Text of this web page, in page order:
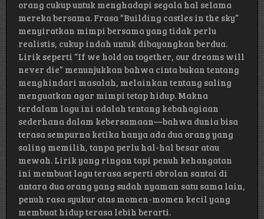
orang cukup untuk menghadapi segala hal selama
mereka bersama. Frasa “Building castles in the sky”
menyiratkan mimpi bersama yang tidak perlu
realistis, cukup indah untuk dibayangkan berdua.
Lirik seperti “If we hold on together, our dreams will
never die” menunjukkan bahwa cinta bukan tentang
menghindari masalah, melainkan tentang saling
menguatkan agar mimpi tetap hidup. Makna
terdalam lagu ini adalah tentang kebahagiaan
sederhana dalam kebersamaan—bahwa dunia bisa
terasa sempurna ketika hanya ada dua orang yang
saling memilih, tanpa perlu hal-hal besar atau
mewah. Lirik yang ringan tapi penuh kehangatan
ini membuat lagu terasa seperti obrolan santai di
antara dua orang yang sudah nyaman satu sama lain,
penuh rasa syukur atas momen-momen kecil yang
membuat hidup terasa lebih berarti.